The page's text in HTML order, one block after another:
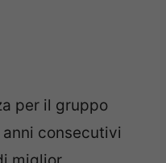
per il gruppo
consecutivi